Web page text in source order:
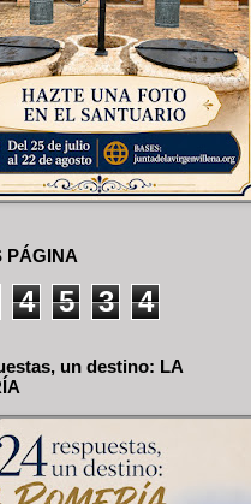
PÁGINA
4 5 3 4
un destino: LA